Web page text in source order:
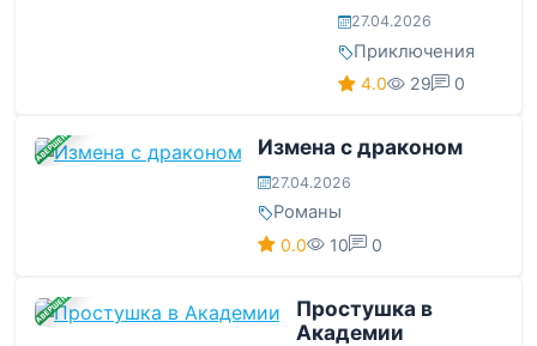
27.04.2026
Приключения
4.0 29 0
ЗАВЕРШЕНА Измена с драконом
27.04.2026
Романы
0.0 10 0
ЗАВЕРШЕНА
Простушка в
Академии